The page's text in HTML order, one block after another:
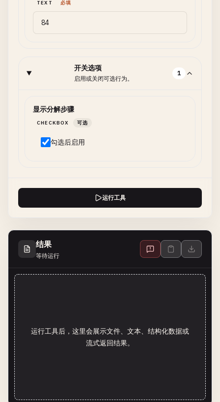
TEXT 必填
开关选项
启用或关闭可选行为。
1
显示分解步骤
CHECKBOX 可选
勾选后启用
运行工具
结果
等待运行
运行工具后，这里会展示文件、文本、结构化数据或
流式返回结果。